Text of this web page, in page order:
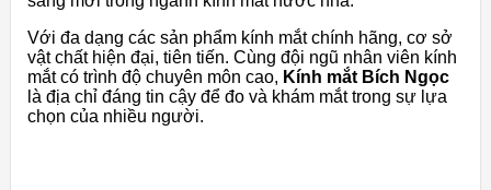
Với đa dạng các sản phẩm kính mắt chính hãng, cơ sở
vật chất hiện đại, tiên tiến. Cùng đội ngũ nhân viên kính
mắt có trình độ chuyên môn cao, Kính mắt Bích Ngọc
là địa chỉ đáng tin cậy để đo và khám mắt trong sự lựa
chọn của nhiều người.